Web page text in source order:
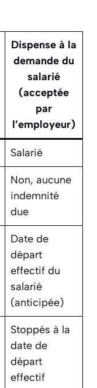
Dispense à la
demande du
salarié
(acceptée
par
l’employeur)
Salarié
Non, aucune
indemnité
due
Date de
départ
effectif du
salarié
(anticipée)
Stoppés à la
date de
départ
effectif